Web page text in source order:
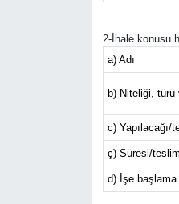
2-İhale konusu
a) Adı
b) Niteliği, türü
c) Yapılacağı/
ç) Süresi/
d) İşe başlama